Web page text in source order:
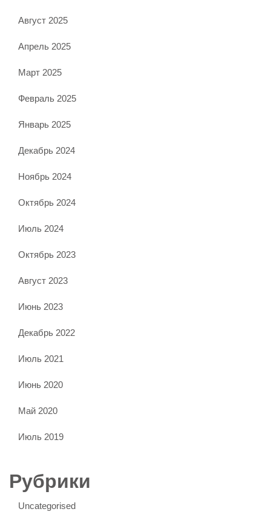
Август 2025
Апрель 2025
Март 2025
Февраль 2025
Январь 2025
Декабрь 2024
Ноябрь 2024
Октябрь 2024
Июль 2024
Октябрь 2023
Август 2023
Июнь 2023
Декабрь 2022
Июль 2021
Июнь 2020
Май 2020
Июль 2019
Рубрики
Uncategorised